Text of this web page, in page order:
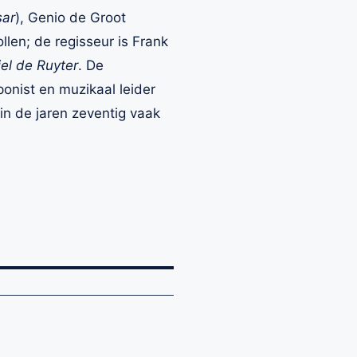
), Genio de Groot
de regisseur is Frank
de Ruyter. De
en muzikaal leider
de jaren zeventig vaak